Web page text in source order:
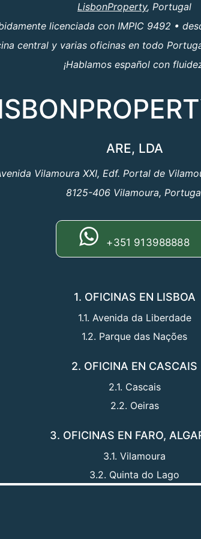
LisbonProperty, Portugal
licenciada con IMPIC 9492 •
central y varias oficinas en todo
¡Hablamos español con
ARE, LDA
Vilamoura XXI, Edf. Portal de
8125-406 Vilamoura,
+351 913988888
1. OFICINAS EN LISBOA
1.1. Avenida da Liberdade
1.2. Parque das Nações
2. OFICINA EN CASCAIS
2.1. Cascais
2.2. Oeiras
3. OFICINAS EN FARO,
3.1. Vilamoura
3.2. Quinta do Lago